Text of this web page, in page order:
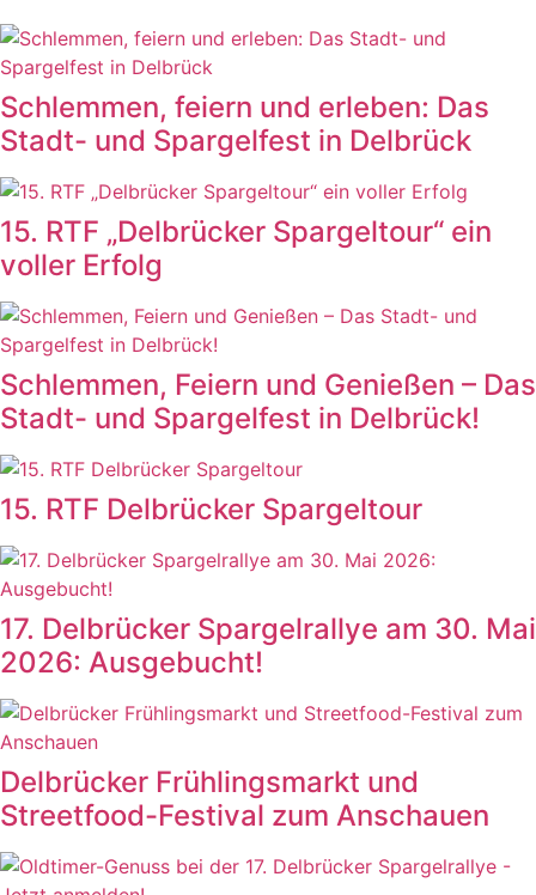
Schlemmen, feiern und erleben: Das
Stadt- und Spargelfest in Delbrück
15. RTF „Delbrücker Spargeltour“ ein
voller Erfolg
Schlemmen, Feiern und Genießen – Das
Stadt- und Spargelfest in Delbrück!
15. RTF Delbrücker Spargeltour
17. Delbrücker Spargelrallye am 30. Mai
2026: Ausgebucht!
Delbrücker Frühlingsmarkt und
Streetfood-Festival zum Anschauen